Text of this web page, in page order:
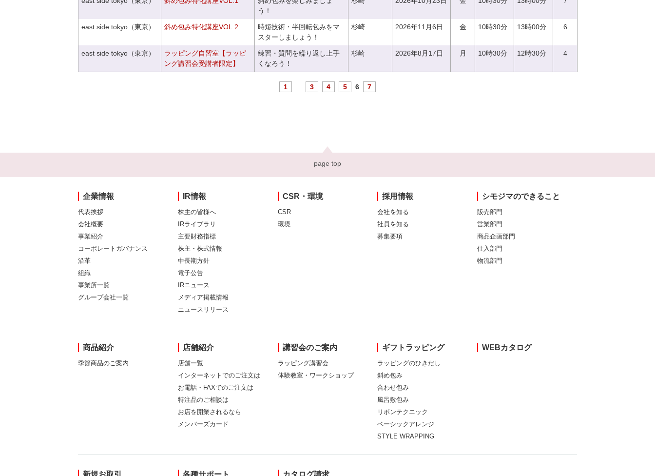
う！
east side tokyo（東京） 斜め包み特化講座VOL.2
時短技術・半回転包みをマ
スターしましょう！
杉崎 2026年11月6日 金 10時30分 13時00分 6
east side tokyo（東京）
ラッピング自習室【ラッピ
ング講習会受講者限定】
練習・質問を繰り返し上手
くなろう！
杉崎 2026年8月17日 月 10時30分 12時30分 4
1 3 4 5 6 7
page top
企業情報
代表挨拶
会社概要
事業紹介
コーポレートガバナンス
沿革
組織
事業所一覧
グループ会社一覧
IR情報
株主の皆様へ
IRライブラリ
主要財務指標
株主・株式情報
中長期方針
電子公告
IRニュース
メディア掲載情報
ニュースリリース
CSR・環境
CSR
環境
採用情報
会社を知る
社員を知る
募集要項
シモジマのできること
販売部門
営業部門
商品企画部門
仕入部門
物流部門
商品紹介
季節商品のご案内
店舗紹介
店舗一覧
インターネットでのご注文は
お電話・FAXでのご注文は
特注品のご相談は
お店を開業されるなら
メンバーズカード
講習会のご案内
ラッピング講習会
体験教室・ワークショップ
ギフトラッピング
ラッピングのひきだし
斜め包み
合わせ包み
風呂敷包み
リボンテクニック
ベーシックアレンジ
STYLE WRAPPING
WEBカタログ
新規お取引 各種サポート カタログ請求